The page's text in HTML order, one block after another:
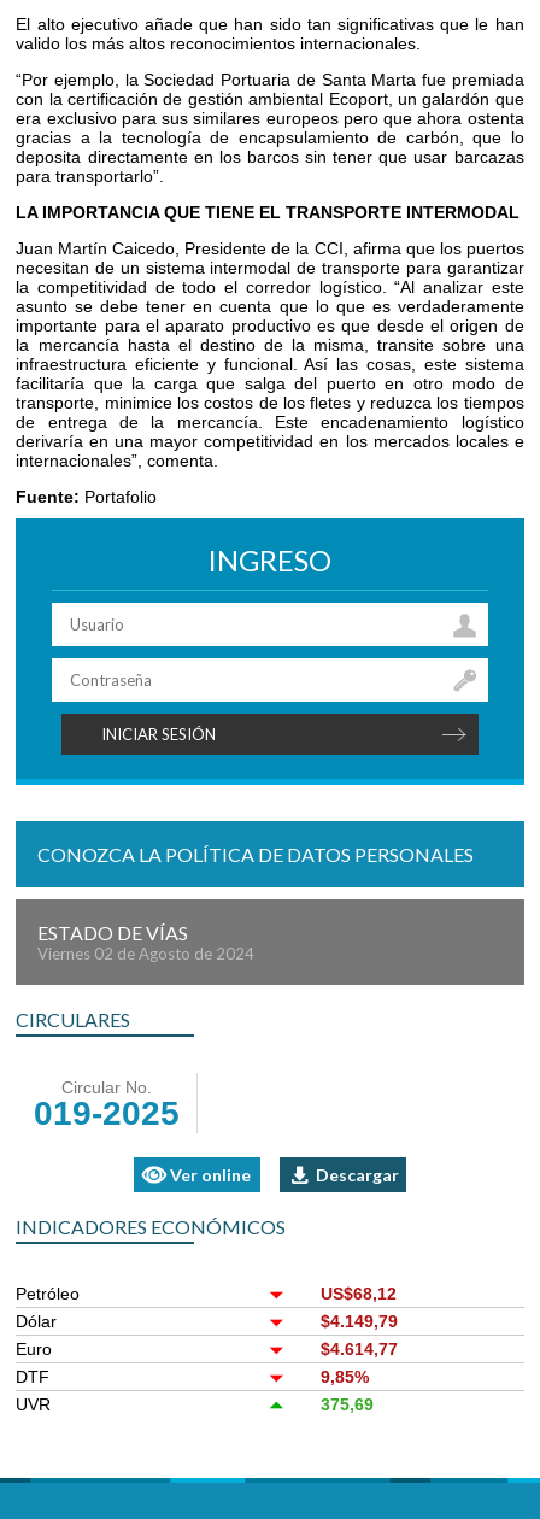
El alto ejecutivo añade que han sido tan significativas que le han
valido los más altos reconocimientos internacionales.
“Por ejemplo, la Sociedad Portuaria de Santa Marta fue premiada
con la certificación de gestión ambiental Ecoport, un galardón que
era exclusivo para sus similares europeos pero que ahora ostenta
gracias a la tecnología de encapsulamiento de carbón, que lo
deposita directamente en los barcos sin tener que usar barcazas
para transportarlo”.
LA IMPORTANCIA QUE TIENE EL TRANSPORTE INTERMODAL
Juan Martín Caicedo, Presidente de la CCI, afirma que los puertos
necesitan de un sistema intermodal de transporte para garantizar
la competitividad de todo el corredor logístico. “Al analizar este
asunto se debe tener en cuenta que lo que es verdaderamente
importante para el aparato productivo es que desde el origen de
la mercancía hasta el destino de la misma, transite sobre una
infraestructura eficiente y funcional. Así las cosas, este sistema
facilitaría que la carga que salga del puerto en otro modo de
transporte, minimice los costos de los fletes y reduzca los tiempos
de entrega de la mercancía. Este encadenamiento logístico
derivaría en una mayor competitividad en los mercados locales e
internacionales”, comenta.
Fuente: Portafolio
INGRESO
CONOZCA LA POLÍTICA DE DATOS PERSONALES
ESTADO DE VÍAS
Viernes 02 de Agosto de 2024
CIRCULARES
Circular No.
019-2025
Ver online Descargar
INDICADORES ECONÓMICOS
Petróleo
US$68,12
Dólar
$4.149,79
Euro
$4.614,77
DTF
9,85%
UVR
375,69